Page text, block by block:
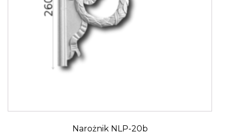
Narożnik NLP-20b